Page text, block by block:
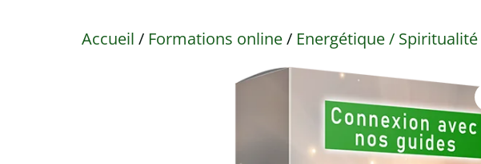
Accueil / Formations online/ Energétique / Spiritualité